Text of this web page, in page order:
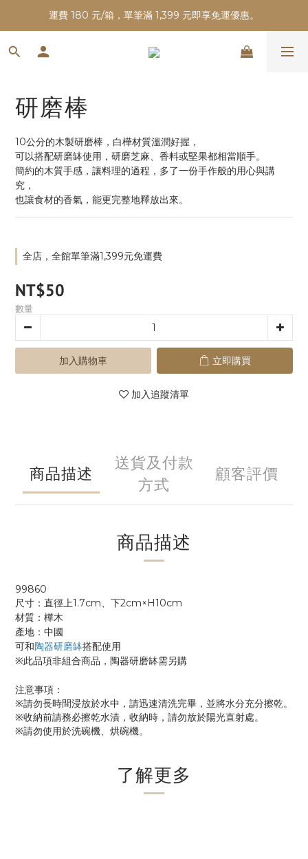
運費 180 元/箱，單筆滿 1,399 元即享免運優惠。
研磨棒
10公分的木製研磨棒，白樺材質溫潤好握，
可以搭配研磨缽使用，研磨芝麻、香料或堅果都相當順手。
簡約的木質手感，讓料理的過程，多了一份手作般的用心與講
究，
也讓食材的香氣，能更完整地釋放出來。
全店，全館單筆滿1,399元免運費
NT$50
數量
加入購物車 立即購買
加入追蹤清單
商品描述
送貨及付款
方式
顧客評價
商品描述
99860
尺寸：直徑上1.7cm、下2cm×H10cm
材質：樺木
產地：中國
可和陶器研磨缽搭配使用
※此品項非組合商品，陶器研磨缽需另購
注意事項：
※請勿長時間浸放於水中，請迅速清洗完畢，並將水分充分擦乾。
※收納前請務必擦乾水漬，收納時，請勿放於陽光直射處。
※請勿使用於洗碗機、烘碗機。
了解更多